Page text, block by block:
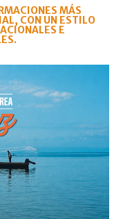
MÁS
CON UN ESTILO
E